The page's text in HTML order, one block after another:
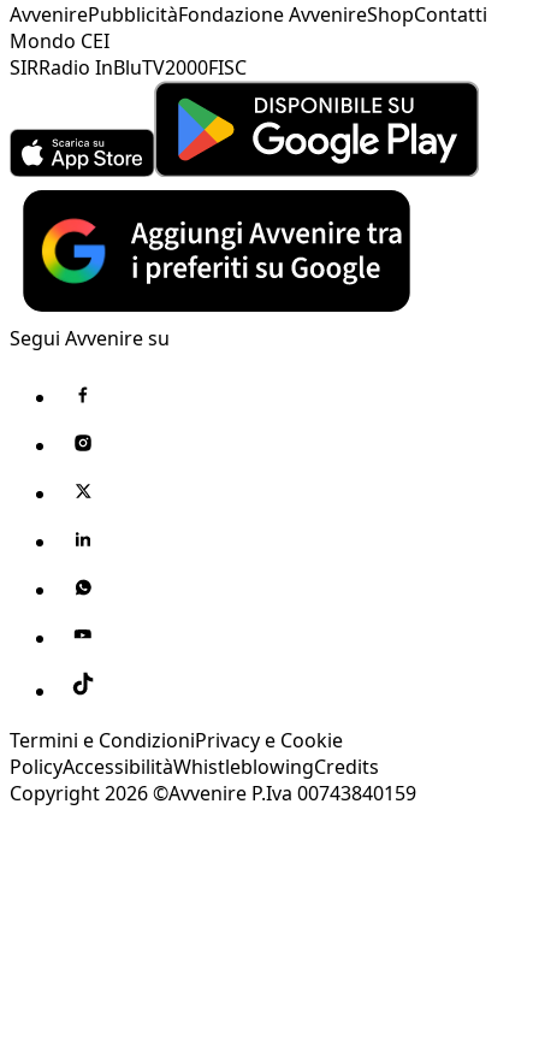
AvvenirePubblicitàFondazione AvvenireShopContatti
Mondo CEI
SIRRadio InBluTV2000FISC
Segui Avvenire su
Termini e CondizioniPrivacy e Cookie
PolicyAccessibilitàWhistleblowingCredits
Copyright 2026 ©Avvenire P.Iva 00743840159